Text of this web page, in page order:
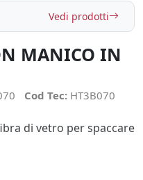
Vedi prodotti
MANICO IN
Cod Tec: HT3B070
di vetro per spaccare